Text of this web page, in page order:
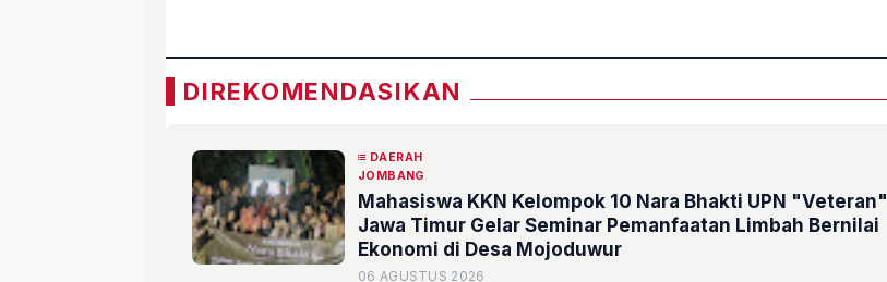
DIREKOMENDASIKAN
DAERAH
JOMBANG
Mahasiswa KKN Kelompok 10 Nara Bhakti UPN "Veteran"
Jawa Timur Gelar Seminar Pemanfaatan Limbah Bernilai
Ekonomi di Desa Mojoduwur
06 AGUSTUS 2026